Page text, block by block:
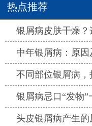
热点推荐
银屑病皮肤干燥？
中年银屑病：原
不同部位银屑病
银屑病忌口“发物”
头皮银屑病产生